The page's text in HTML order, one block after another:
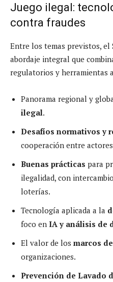
Juego ilegal:
contra fraudes
Entre los temas previstos,
abordaje integral que
regulatorios y herramientas
Panorama regional y
ilegal.
Desafíos normativos y
cooperación entre
Buenas prácticas para
ilegalidad, con
loterías.
Tecnología aplicada a la
foco en IA y análisis de
El valor de los marcos
organizaciones.
Prevención de Lavado